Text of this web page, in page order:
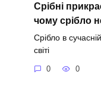
Срібні
чому срібло
Срібло в
світі
0 0